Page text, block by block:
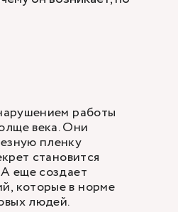
работы
века. Они
пленку
становится
еще создает
которые в норме
людей.